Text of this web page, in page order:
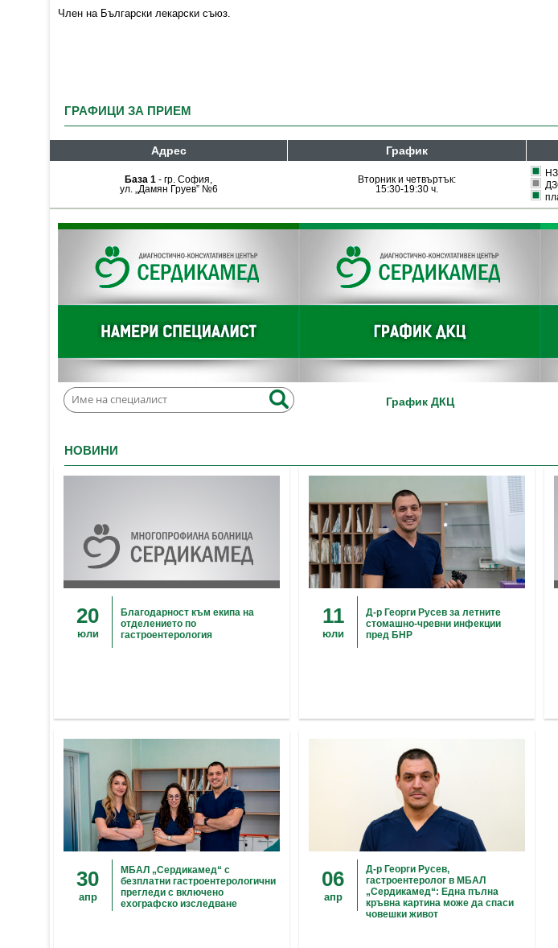
Член на Български лекарски съюз.
ГРАФИЦИ ЗА ПРИЕМ
Адрес График
База 1 - гр. София,
ул. „Дамян Груев” №6
Вторник и четвъртък:
15:30-19:30 ч.
График ДКЦ
НОВИНИ
20
юли
Благодарност към екипа на
отделението по
гастроентерология
11
юли
Д-р Георги Русев за летните
стомашно-чревни инфекции
пред БНР
30
апр
МБАЛ „Сердикамед“ с
безплатни гастроентерологични
прегледи с включено
ехографско изследване
06
апр
Д-р Георги Русев,
гастроентеролог в МБАЛ
„Сердикамед“: Eдна пълна
кръвна картина може да спаси
човешки живот